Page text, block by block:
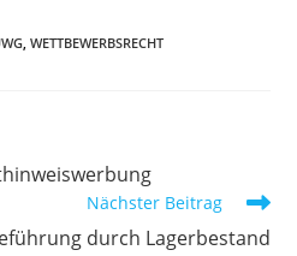
, WETTBEWERBSRECHT
Nächster Beitrag
durch Lagerbestand